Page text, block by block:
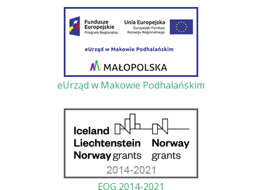
eUrząd w Makowie Podhalańskim
EOG 2014-2021